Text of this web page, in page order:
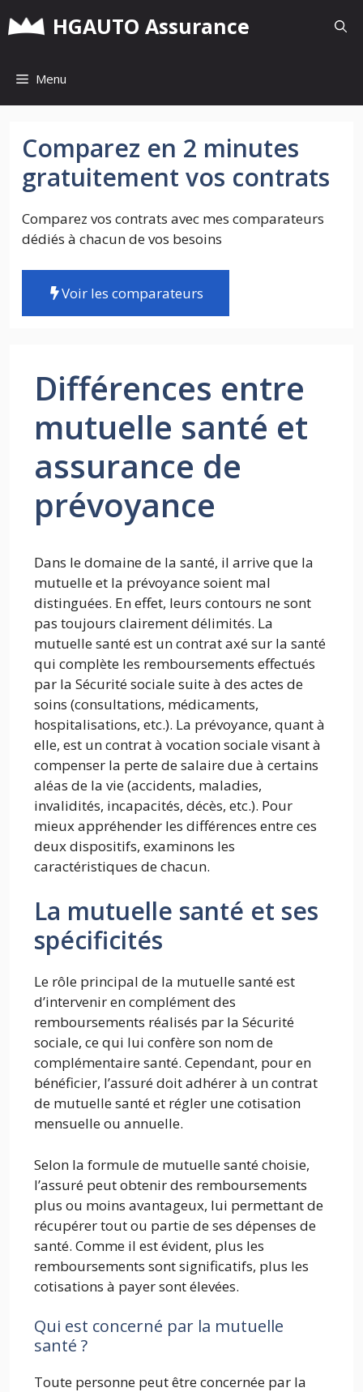
au
HGAUTO Assurance
Menu
Comparez en 2 minutes
gratuitement vos contrats
Comparez vos contrats avec mes comparateurs
dédiés à chacun de vos besoins
Voir les comparateurs
Différences entre
mutuelle santé et
assurance de
prévoyance
Dans le domaine de la santé, il arrive que la
mutuelle et la prévoyance soient mal
distinguées. En effet, leurs contours ne sont
pas toujours clairement délimités. La
mutuelle santé est un contrat axé sur la santé
qui complète les remboursements effectués
par la Sécurité sociale suite à des actes de
soins (consultations, médicaments,
hospitalisations, etc.). La prévoyance, quant à
elle, est un contrat à vocation sociale visant à
compenser la perte de salaire due à certains
aléas de la vie (accidents, maladies,
invalidités, incapacités, décès, etc.). Pour
mieux appréhender les différences entre ces
deux dispositifs, examinons les
caractéristiques de chacun.
La mutuelle santé et ses
spécificités
Le rôle principal de la mutuelle santé est
d’intervenir en complément des
remboursements réalisés par la Sécurité
sociale, ce qui lui confère son nom de
complémentaire santé. Cependant, pour en
bénéficier, l’assuré doit adhérer à un contrat
de mutuelle santé et régler une cotisation
mensuelle ou annuelle.
Selon la formule de mutuelle santé choisie,
l’assuré peut obtenir des remboursements
plus ou moins avantageux, lui permettant de
récupérer tout ou partie de ses dépenses de
santé. Comme il est évident, plus les
remboursements sont significatifs, plus les
cotisations à payer sont élevées.
Qui est concerné par la mutuelle
santé ?
Toute personne peut être concernée par la